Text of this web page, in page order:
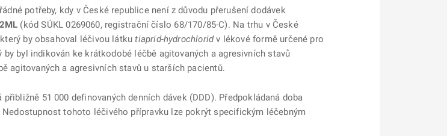
potřeby, kdy v České republice není z důvodu přerušení dodávek
(kód SÚKL 0269060, registrační číslo 68/170/85-C). Na trhu v České
by obsahoval léčivou látkutiaprid-hydrochloridv lékové formě určené pro
byl indikován ke krátkodobé léčbě agitovaných a agresivních stavů
agitovaných a agresivních stavů u starších pacientů.
51 000 definovaných denních dávek (DDD). Předpokládaná doba
Nedostupnost tohoto léčivého přípravku lze pokrýt specifickým léčebným